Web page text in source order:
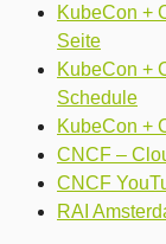
KubeCon +
Seite
KubeCon +
Schedule
KubeCon +
CNCF –
CNCF
RAI